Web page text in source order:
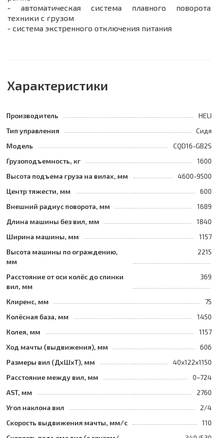
- автоматическая система плавного поворота
техники с грузом
- система экстренного отключения питания
Характеристики
Производитель
HELI
Тип управления
Сидя
Модель
CQD16-GB2S
Грузоподъемность, кг
1600
Высота подъема груза на вилах, мм
4600-9500
Центр тяжести, мм
600
Внешний радиус поворота, мм
1689
Длина машины без вил, мм
1840
Ширина машины, мм
1157
Высота машины по ограждению,
мм
2215
Расстояние от оси колёс до спинки
вил, мм
369
Клиренс, мм
75
Колёсная база, мм
1450
Колея, мм
1157
Ход мачты (выдвижения), мм
606
Размеры вил (ДхШхТ), мм
40x122x1150
Расстояние между вил, мм
0~724
AST, мм
2760
Угол наклона вил
2/4
Скорость выдвижения мачты, мм/с
110